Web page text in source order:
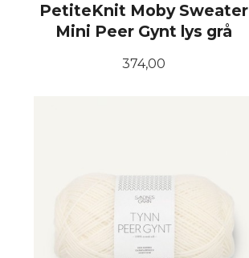
PetiteKnit Moby Sweater
Mini Peer Gynt lys grå
Pris
374,00